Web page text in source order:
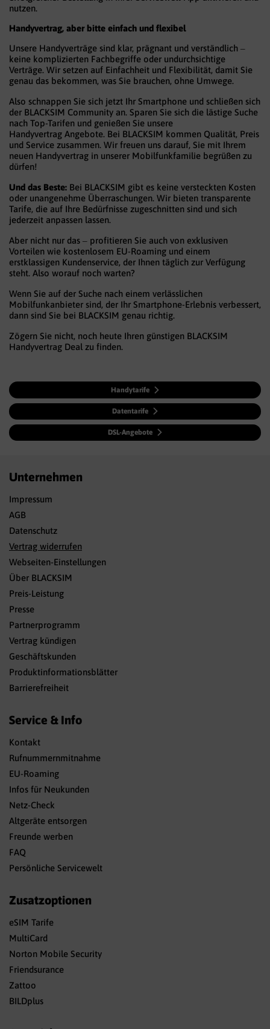
nutzen.
Handyvertrag, aber bitte einfach und flexibel
Unsere Handyverträge sind klar, prägnant und verständlich –
keine komplizierten Fachbegriffe oder undurchsichtige
Verträge. Wir setzen auf Einfachheit und Flexibilität, damit Sie
genau das bekommen, was Sie brauchen, ohne Umwege.
Also schnappen Sie sich jetzt Ihr Smartphone und schließen sich
der BLACKSIM Community an. Sparen Sie sich die lästige Suche
nach Top-Tarifen und genießen Sie unsere
Handyvertrag Angebote. Bei BLACKSIM kommen Qualität, Preis
und Service zusammen. Wir freuen uns darauf, Sie mit Ihrem
neuen Handyvertrag in unserer Mobilfunkfamilie begrüßen zu
dürfen!
Und das Beste: Bei BLACKSIM gibt es keine versteckten Kosten
oder unangenehme Überraschungen. Wir bieten transparente
Tarife, die auf Ihre Bedürfnisse zugeschnitten sind und sich
jederzeit anpassen lassen.
Aber nicht nur das – profitieren Sie auch von exklusiven
Vorteilen wie kostenlosem EU-Roaming und einem
erstklassigen Kundenservice, der Ihnen täglich zur Verfügung
steht. Also worauf noch warten?
Wenn Sie auf der Suche nach einem verlässlichen
Mobilfunkanbieter sind, der Ihr Smartphone-Erlebnis verbessert,
dann sind Sie bei BLACKSIM genau richtig.
Zögern Sie nicht, noch heute Ihren günstigen BLACKSIM
Handyvertrag Deal zu finden.
Handytarife
Datentarife
DSL-Angebote
Unternehmen
Impressum
AGB
Datenschutz
Vertrag widerrufen
Webseiten-Einstellungen
Über BLACKSIM
Preis-Leistung
Presse
Partnerprogramm
Vertrag kündigen
Geschäftskunden
Produktinformationsblätter
Barrierefreiheit
Service & Info
Kontakt
Rufnummernmitnahme
EU-Roaming
Infos für Neukunden
Netz-Check
Altgeräte entsorgen
Freunde werben
FAQ
Persönliche Servicewelt
Zusatzoptionen
eSIM Tarife
MultiCard
Norton Mobile Security
Friendsurance
Zattoo
BILDplus